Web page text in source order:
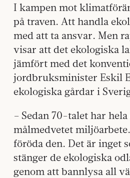
I kampen mot
på traven. Att handla
med att ta ansvar. Men
visar att det ekologiska
jämfört med det
jordbruksminister Eskil
ekologiska gårdar i
– Sedan 70-talet har
målmedvetet
föröda den. Det är inget
stänger de ekologiska
genom att bannlysa all